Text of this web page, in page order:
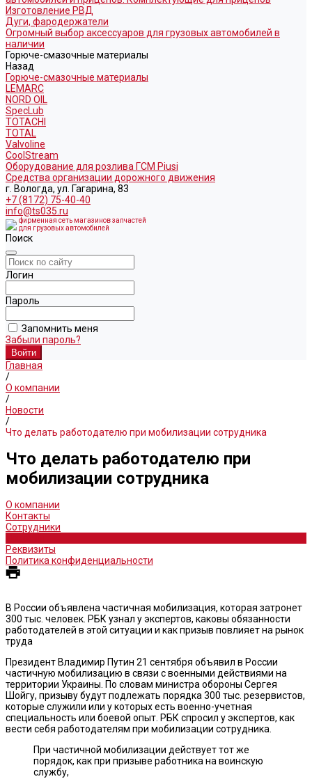
Изготовление РВД
Дуги, фародержатели
Огромный выбор аксессуаров для грузовых автомобилей в
наличии
Горюче-смазочные материалы
Назад
Горюче-смазочные материалы
LEMARC
NORD OIL
SpecLub
TOTACHI
TOTAL
Valvoline
CoolStream
Оборудование для розлива ГСМ Piusi
Средства организации дорожного движения
г. Вологда, ул. Гагарина, 83
+7 (8172) 75-40-40
info@ts035.ru
фирменная сеть магазинов запчастей
для грузовых автомобилей
Поиск
Логин
Пароль
Запомнить меня
Забыли пароль?
Главная
/
О компании
/
Новости
/
Что делать работодателю при мобилизации сотрудника
Что делать работодателю при
мобилизации сотрудника
О компании
Контакты
Сотрудники
Реквизиты
Политика конфиденциальности
В России объявлена частичная мобилизация, которая затронет
300 тыс. человек. РБК узнал у экспертов, каковы обязанности
работодателей в этой ситуации и как призыв повлияет на рынок
труда
Президент Владимир Путин 21 сентября объявил в России
частичную мобилизацию в связи с военными действиями на
территории Украины. По словам министра обороны Сергея
Шойгу, призыву будут подлежать порядка 300 тыс. резервистов,
которые служили или у которых есть военно-учетная
специальность или боевой опыт. РБК спросил у экспертов, как
вести себя работодателям при мобилизации сотрудника.
При частичной мобилизации действует тот же
порядок, как при призыве работника на воинскую
службу,